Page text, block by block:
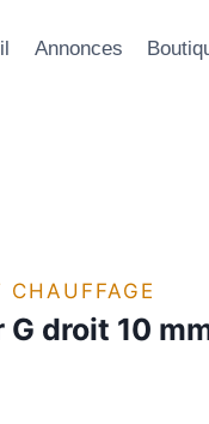
Annonces
CHAUFFAGE
droit 10